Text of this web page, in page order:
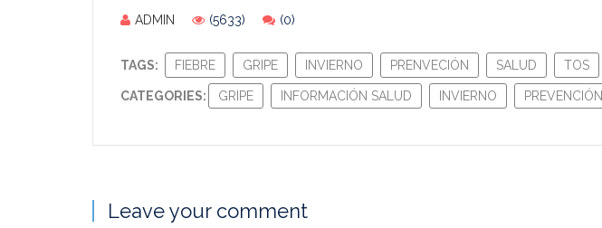
ADMIN (5633) (0)
TAGS: FIEBRE GRIPE INVIERNO PRENVECIÓN SALUD TOS
CATEGORIES: GRIPE INFORMACIÓN SALUD INVIERNO PREVENCIÓN
Leave your comment